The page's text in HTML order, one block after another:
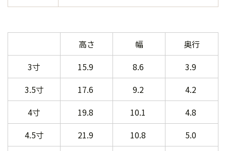
高さ 幅
奥行
3寸
15.9 8.6
3.9
3.5寸
17.6 9.2
4.2
4寸
19.8 10.1
4.8
4.5寸
21.9 10.8
5.0